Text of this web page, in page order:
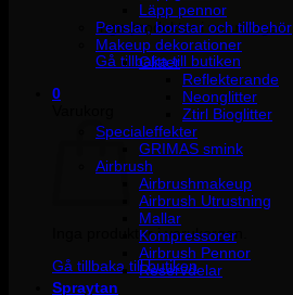
Inga produkter i varukorgen.
Gå tillbaka till butiken
0
Inga produkter i varukorgen.
Gå tillbaka till butiken
Läpp pennor
Penslar, borstar och tillbehör
Makeup dekorationer
Glitter
Reflekterande
Neonglitter
Ztirl Bioglitter
Specialeffekter
GRIMAS smink
Airbrush
Airbrushmakeup
Airbrush Utrustning
Mallar
Kompressorer
Airbrush Pennor
Reservdelar
Spraytan